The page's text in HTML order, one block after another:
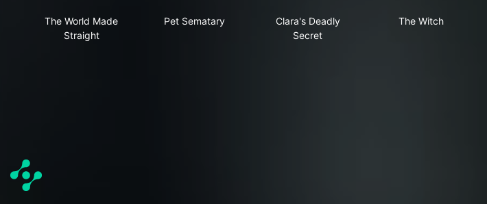
The World Made
Straight
Pet Sematary
Clara's Deadly
Secret
The Witch